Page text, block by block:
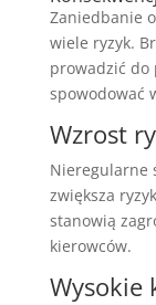
Zaniedbanie
wiele ryzyk.
prowadzić do
spowodować
Wzrost
Nieregularne
zwiększa
stanowią
kierowców.
Wysokie